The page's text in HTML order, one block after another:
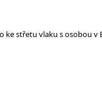
ke střetu vlaku s osobou v